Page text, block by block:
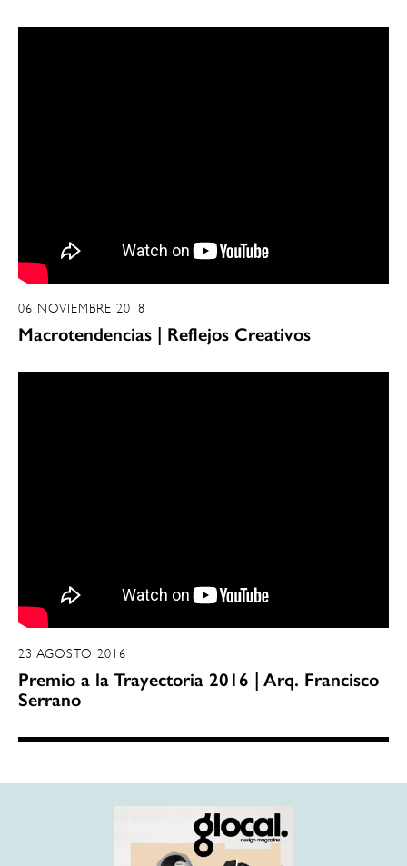
06 NOVIEMBRE 2018
Macrotendencias | Reflejos Creativos
23 AGOSTO 2016
Premio a la Trayectoria 2016 | Arq. Francisco
Serrano